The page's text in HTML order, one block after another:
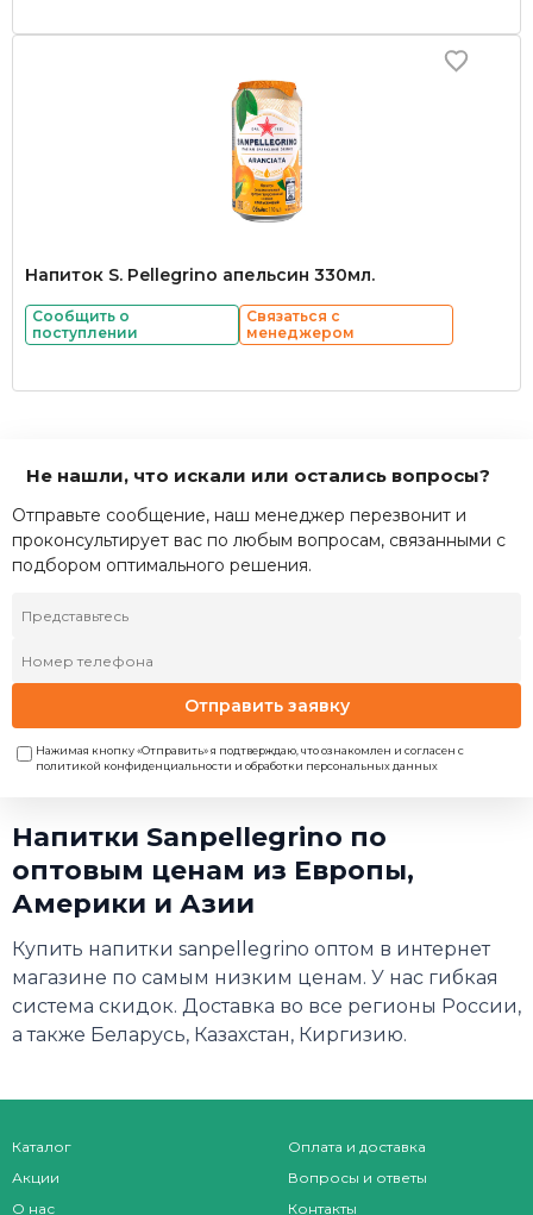
Напиток S. Pellegrino апельсин 330мл.
Сообщить о
поступлении
Связаться с
менеджером
Не нашли, что искали или остались вопросы?
Отправьте сообщение, наш менеджер перезвонит и
проконсультирует вас по любым вопросам, связанными с
подбором оптимального решения.
Отправить заявку
Нажимая кнопку «Отправить» я подтверждаю, что ознакомлен и согласен с
политикой конфиденциальности и обработки персональных данных
Напитки Sanpellegrino по
оптовым ценам из Европы,
Америки и Азии
Купить напитки sanpellegrino оптом в интернет
магазине по самым низким ценам. У нас гибкая
система скидок. Доставка во все регионы России,
а также Беларусь, Казахстан, Киргизию.
Каталог
Акции
О нас
Оплата и доставка
Вопросы и ответы
Контакты